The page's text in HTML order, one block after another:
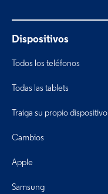
Dispositivos
Todos los teléfonos
Todas las tablets
Traiga su propio dispositivo
Cambios
Apple
Samsung